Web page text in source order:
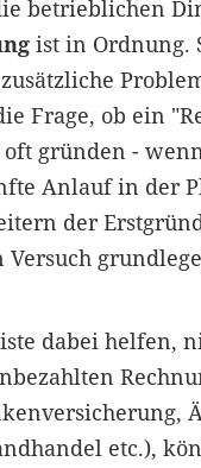
betrieblichen
ist in Ordnung.
Frage, ob ein
gründen -
Anlauf in der
der
dabei helfen,
etc.),